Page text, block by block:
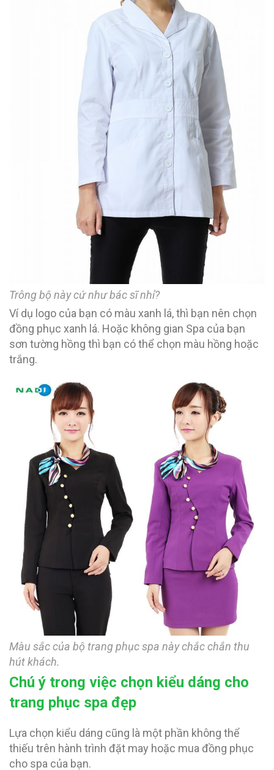
Trông bộ này cứ như bác sĩ nhỉ?
Ví dụ logo của bạn có màu xanh lá, thì bạn nên chọn
đồng phục xanh lá. Hoặc không gian Spa của bạn
sơn tường hồng thì bạn có thể chọn màu hồng hoặc
trắng.
Màu sắc của bộ trang phục spa này chắc chắn thu
hút khách.
Chú ý trong việc chọn kiểu dáng cho
trang phục spa đẹp
Lựa chọn kiểu dáng cũng là một phần không thể
thiếu trên hành trình đặt may hoặc mua đồng phục
cho spa của bạn.